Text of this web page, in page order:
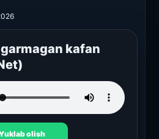
kafan
olish